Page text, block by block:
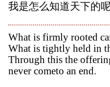
我是怎么知道天下的
What is firmly rooted
What is tightly held in
Through this the
never cometo an end.